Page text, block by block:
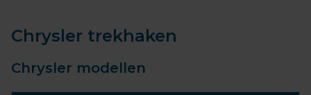
Chrysler trekhaken
Chrysler modellen